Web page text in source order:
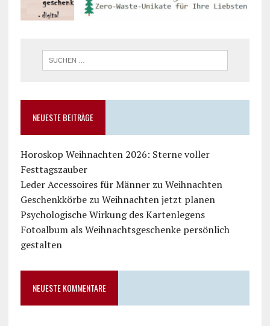
NEUESTE BEITRÄGE
Horoskop Weihnachten 2026: Sterne voller
Festtagszauber
Leder Accessoires für Männer zu Weihnachten
Geschenkkörbe zu Weihnachten jetzt planen
Psychologische Wirkung des Kartenlegens
Fotoalbum als Weihnachtsgeschenke persönlich
gestalten
NEUESTE KOMMENTARE